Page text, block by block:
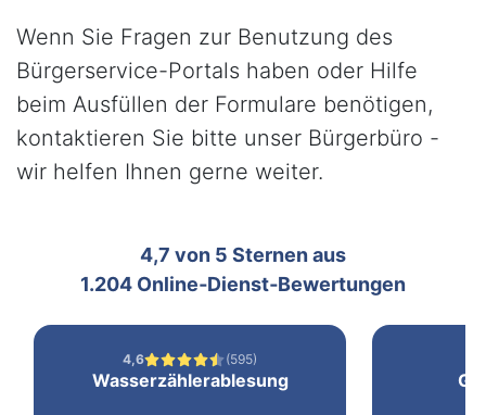
Wenn Sie Fragen zur Benutzung des
Bürgerservice-Portals haben oder Hilfe
beim Ausfüllen der Formulare benötigen,
kontaktieren Sie bitte unser Bürgerbüro -
wir helfen Ihnen gerne weiter.